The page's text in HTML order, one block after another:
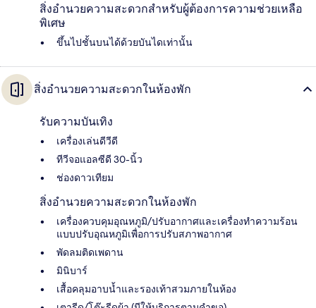
สิ่งอำนวยความสะดวกสำหรับผู้ต้องการความช่วยเหลือ
พิเศษ
ขึ้นไปชั้นบนได้ด้วยบันไดเท่านั้น
สิ่งอำนวยความสะดวกในห้องพัก
รับความบันเทิง
เครื่องเล่นดีวีดี
ทีวีจอแอลซีดี 30-นิ้ว
ช่องดาวเทียม
สิ่งอำนวยความสะดวกในห้องพัก
เครื่องควบคุมอุณหภูมิ/ปรับอากาศและเครื่องทำความร้อน
แบบปรับอุณหภูมิเพื่อการปรับสภาพอากาศ
พัดลมติดเพดาน
มินิบาร์
เสื้อคลุมอาบน้ำและรองเท้าสวมภายในห้อง